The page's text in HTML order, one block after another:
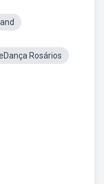
Rosários